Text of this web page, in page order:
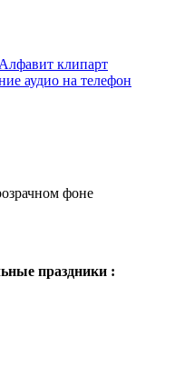
Алфавит клипарт
фоне
праздники :